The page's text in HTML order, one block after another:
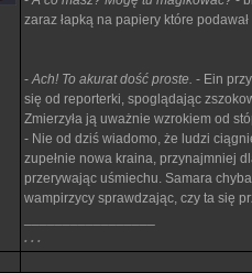
zaraz łapką na papiery które
-Ach! To akurat dość proste. - Ein
się od reporterki, spoglądając
Zmierzyła ją uważnie wzrokiem od
- Nie od dziś wiadomo, że ludzi
zupełnie nowa kraina, przynajmniej
przerywając uśmiechu. Samara
wampirzycy sprawdzając, czy ta się
. . .